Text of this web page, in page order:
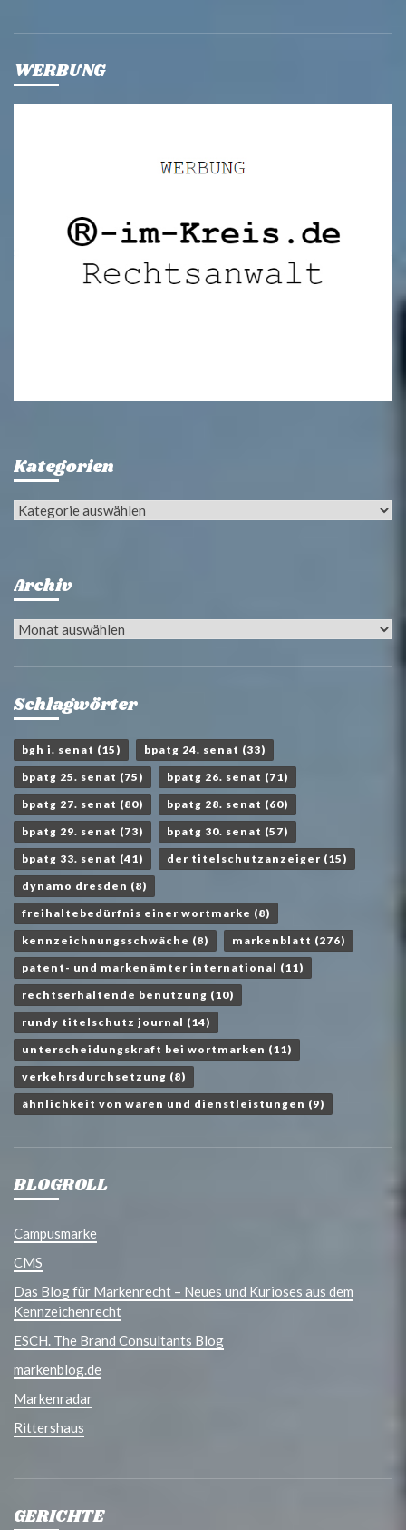
WERBUNG
Kategorien
Kategorien
Archiv
Archiv
Schlagwörter
bgh i. senat (15) bpatg 24. senat (33)
bpatg 25. senat (75) bpatg 26. senat (71)
bpatg 27. senat (80) bpatg 28. senat (60)
bpatg 29. senat (73) bpatg 30. senat (57)
bpatg 33. senat (41) der titelschutzanzeiger (15)
dynamo dresden (8)
freihaltebedürfnis einer wortmarke (8)
kennzeichnungsschwäche (8) markenblatt (276)
patent- und markenämter international (11)
rechtserhaltende benutzung (10)
rundy titelschutz journal (14)
unterscheidungskraft bei wortmarken (11)
verkehrsdurchsetzung (8)
ähnlichkeit von waren und dienstleistungen (9)
BLOGROLL
Campusmarke
CMS
Das Blog für Markenrecht – Neues und Kurioses aus dem
Kennzeichenrecht
ESCH. The Brand Consultants Blog
markenblog.de
Markenradar
Rittershaus
GERICHTE